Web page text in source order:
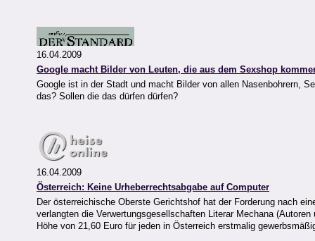
16.04.2009
Google macht Bilder von Leuten, die aus dem Sexshop
Google ist in der Stadt und macht Bilder von allen Nasenbohrern,
das? Sollen die das dürfen dürfen?
16.04.2009
Österreich: Keine Urheberrechtsabgabe auf Computer
Der österreichische Oberste Gerichtshof hat der Forderung nach
verlangten die Verwertungsgesellschaften Literar Mechana
Höhe von 21,60 Euro für jeden in Österreich erstmalig